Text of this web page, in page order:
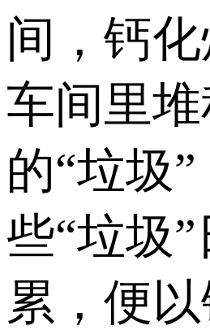
间，钙
车间里堆
的“垃圾
些“垃圾”
累，便